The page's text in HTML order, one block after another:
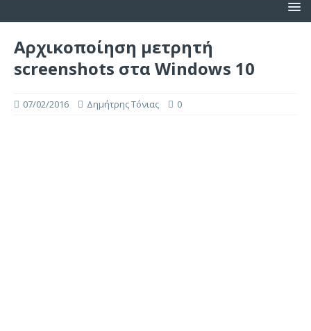
Αρχικοποίηση μετρητή
screenshots στα Windows 10
07/02/2016 Δημήτρης Τόνιας 0